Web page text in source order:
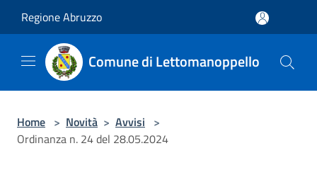
Regione Abruzzo
Comune di Lettomanoppello
Home > Novità > Avvisi >
Ordinanza n. 24 del 28.05.2024